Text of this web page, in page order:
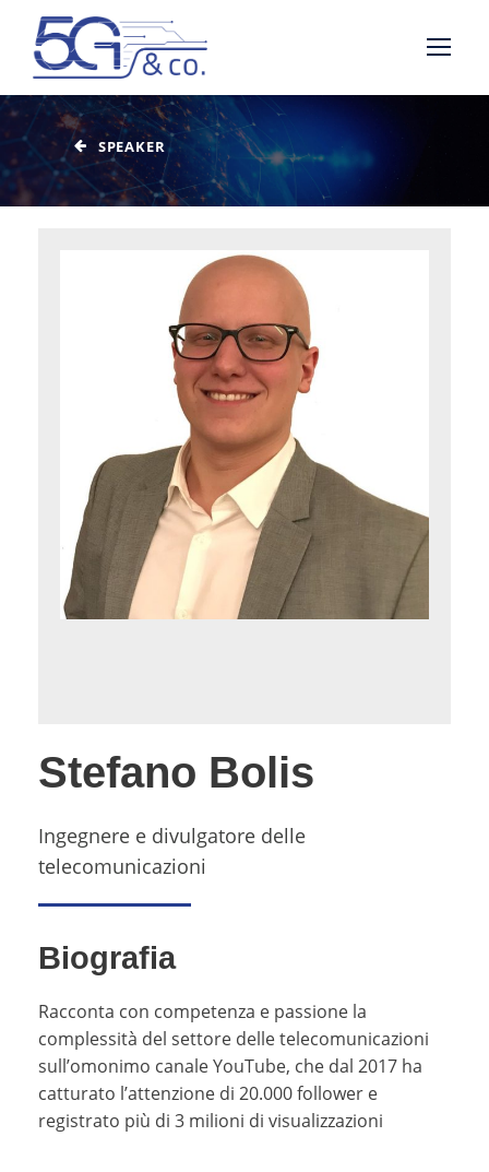
SPEAKER
Stefano Bolis
Ingegnere e divulgatore delle
telecomunicazioni
Biografia
Racconta con competenza e passione la
complessità del settore delle telecomunicazioni
sull’omonimo canale YouTube, che dal 2017 ha
catturato l’attenzione di 20.000 follower e
registrato più di 3 milioni di visualizzazioni